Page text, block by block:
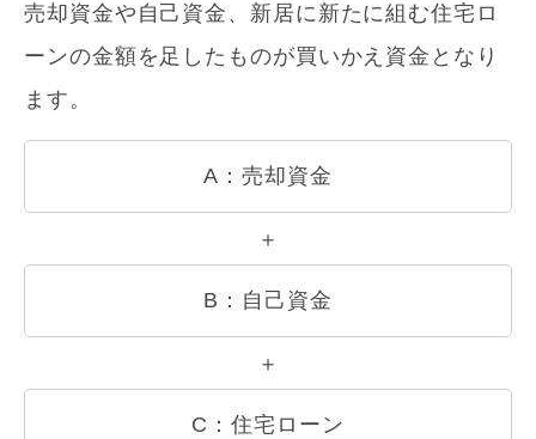
売却資金や自己資金、新居に新たに組む住宅ロ
ーンの金額を足したものが買いかえ資金となり
ます。
A：売却資金
B：自己資金
C：住宅ローン